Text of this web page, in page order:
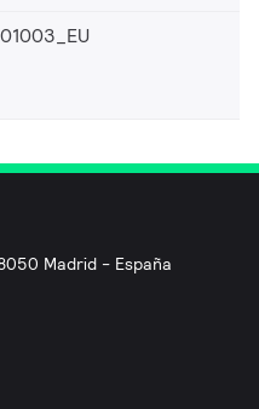
Madrid - España